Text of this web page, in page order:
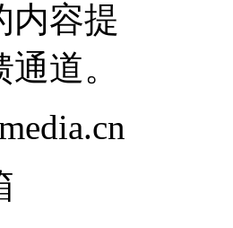
内容提
道。